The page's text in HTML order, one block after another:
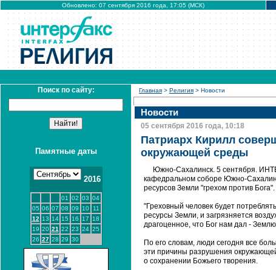
Обновлено: 07 сентября 2016 года, 17:05 (МСК)
Поиск по сайту:
Памятные даты
2016
01 02 03 04
05 06 07 08 09 10
11
12 13 14 15 16 17
18
19 20 21 22 23 24 25
26 27 28 29 30
Главная > Религия > Новости
Новости
05 сентября 2016 года, 10:18
Патриарх Кирилл
окружающей среды
Южно-Сахалинск. 5 сентября.
кафедральном соборе Южно-
ресурсов Земли "грехом против Бога".
"Греховный человек будет
ресурсы Земли, и загрязняется
драгоценное, что Бог нам дал -
По его словам, люди сегодня все
эти причины разрушения
о сохранении Божьего творения.